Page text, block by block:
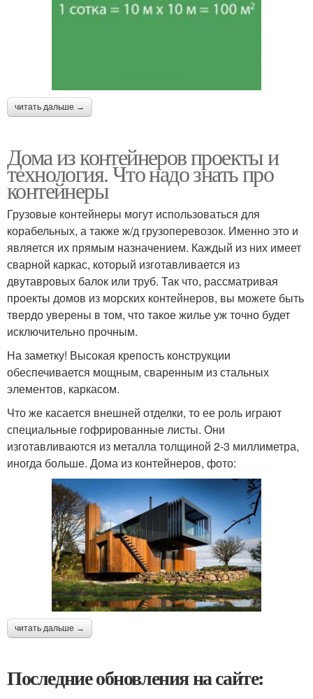
читать дальше →
Дома из контейнеров проекты и
технология. Что надо знать про
контейнеры
Грузовые контейнеры могут использоваться для
корабельных, а также ж/д грузоперевозок. Именно это и
является их прямым назначением. Каждый из них имеет
сварной каркас, который изготавливается из
двутавровых балок или труб. Так что, рассматривая
проекты домов из морских контейнеров, вы можете быть
твердо уверены в том, что такое жилье уж точно будет
исключительно прочным.
На заметку! Высокая крепость конструкции
обеспечивается мощным, сваренным из стальных
элементов, каркасом.
Что же касается внешней отделки, то ее роль играют
специальные гофрированные листы. Они
изготавливаются из металла толщиной 2-3 миллиметра,
иногда больше. Дома из контейнеров, фото:
читать дальше →
Последние обновления на сайте: